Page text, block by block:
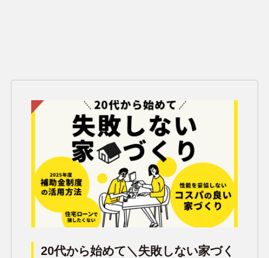
20代から始めて＼失敗しない家づく